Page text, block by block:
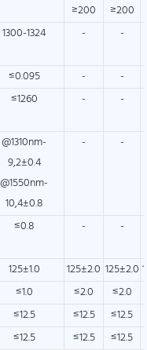
≥200
≥200
1300-1324 - -
≤0.095 -
-
≤1260 - -
@1310nm-
9,2±0.4
@1550nm-
10,4±0.8
- -
≤0.8 - -
125±1.0 125±2.0 125±2.0
≤1.0 ≤2.0
≤2.0
≤12.5 ≤12.5
≤12.5
≤12.5 ≤12.5
≤12.5